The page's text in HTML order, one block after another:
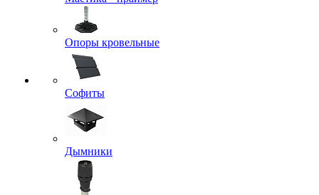
Опоры кровельные
Софиты
Дымники